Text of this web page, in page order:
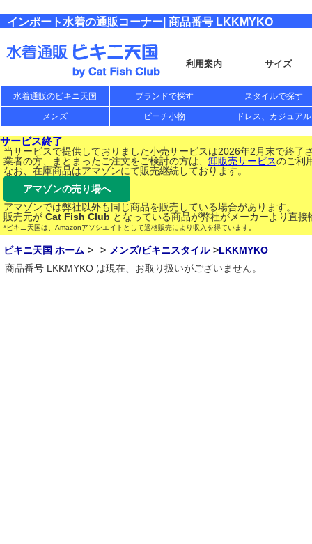
インポート水着の通販コーナー| 商品番号 LKKMYKO
利用案内 サイズ
水着通販のビキニ天国 ブランドで探す スタイルで探す
メンズ ビーチ小物 ドレス、カジュアル
サービス終了
当サービスで提供しておりました小売サービスは2026年2月末で終了
業者の方、まとまったご注文をご検討の方は、 卸販売サービスのご利
なお、在庫商品はアマゾンにて販売継続しております。
アマゾンの売り場へ
アマゾンでは弊社以外も同じ商品を販売している場合があります。
販売元が Cat Fish Club となっている商品が弊社がメーカーより直
*ビキニ天国は、Amazonアソシエイトとして適格販売により収入を得ています。
ビキニ天国 ホーム メンズ/ビキニスタイル
LKKMYKO
商品番号 LKKMYKO は現在、お取り扱いがございません。